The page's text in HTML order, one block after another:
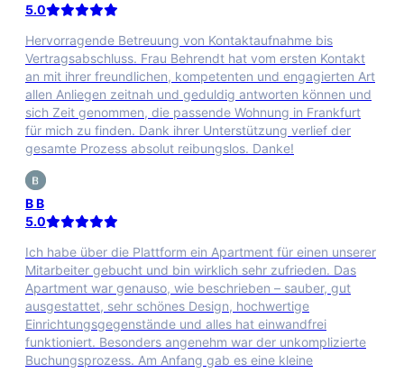
5.0
Hervorragende Betreuung von Kontaktaufnahme bis
Vertragsabschluss. Frau Behrendt hat vom ersten Kontakt
an mit ihrer freundlichen, kompetenten und engagierten Art
allen Anliegen zeitnah und geduldig antworten können und
sich Zeit genommen, die passende Wohnung in Frankfurt
für mich zu finden. Dank ihrer Unterstützung verlief der
gesamte Prozess absolut reibungslos. Danke!
B B
5.0
Ich habe über die Plattform ein Apartment für einen unserer
Mitarbeiter gebucht und bin wirklich sehr zufrieden. Das
Apartment war genauso, wie beschrieben – sauber, gut
ausgestattet, sehr schönes Design, hochwertige
Einrichtungsgegenstände und alles hat einwandfrei
funktioniert. Besonders angenehm war der unkomplizierte
Buchungsprozess. Am Anfang gab es eine kleine